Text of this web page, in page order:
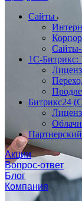
Сайты
Сайты-
1С-Битрикс:
Битрикс24
Акции
Вопрос-ответ
Блог
Компания